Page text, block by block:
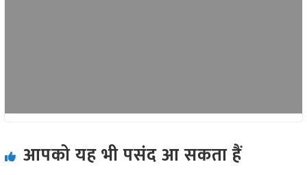
आपको यह भी पसंद आ सकता हैं